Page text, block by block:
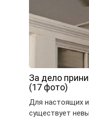
За дело
(17 фото)
Для настоящих
существует